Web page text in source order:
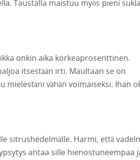
Taustalla maistuu myös pieni
onkin aika korkeaprosenttinen.
itsestään irti. Maultaan se on
vähän voimaiseksi. Ihan
sitrushedelmälle. Harmi, että
antaa sille hienostuneempaa